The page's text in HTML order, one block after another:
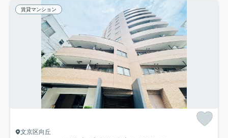
賃貸マンション
文京区向丘